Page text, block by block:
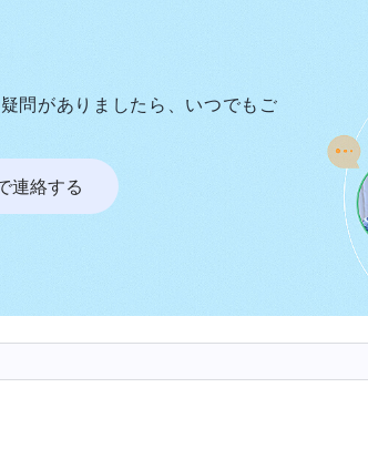
真理の御霊が来る時には、あなたが
。今や主は再来し、人類を清め
裁きの働きを行なっている。神の国
お父さん、僕らは終わりの日の神の
うか確かめて。主の再来を見過ごした
に見せたかったが、父は観るのを拒
、時には自分が苦しくても他人を助
、自らの観念に頑固にしがみつき、
い、神の救済を失うのではと心配し
たけど、主を全くわかっていなかっ
とをせず、聖書の文面に固執し、主
は最後まで聞かずにさえぎった。
問がありましたら、いつでもご
連絡する